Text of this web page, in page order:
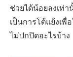
ช่วยได้น้อยลงเ
เป็นการโต้แย้งเ
ไม่ปกปิดอะไรบ้าง